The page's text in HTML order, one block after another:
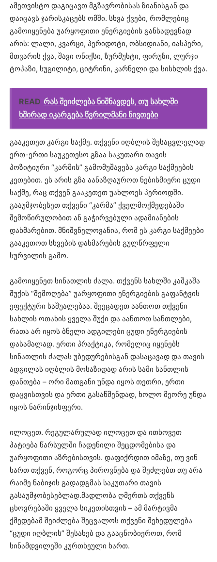
ამეთვისტო დაგიცავთ მგზავრობისას ზიანისგან და
დაიცავს ჯარისკაცებს ომში. სხვა ქვები, რომლებიც
გამოიყენება უარყოფითი ენერგიების განსადევნად
არის: ლალი, კვარცი, პერიდოტი, ობსიდიანი, იასპერი,
მთვარის ქვა, შავი ონიქსი, ზურმუხტი, ფირუზი, ლურჯი
ტოპაზი, სუგილიტი, ციტრინი, კარნელი და სისხლის ქვა.
READ რას შეიძლება ნიშნავდეს, თუ სახლში
ხშირად იკარგება წვრილმანი ნივთები
გააკეთეთ კარგი საქმე. თქვენი იღბლის შესაცვლელად
ერთ-ერთი საუკეთესო გზაა საკუთარი თავის
პოზიტიური “კარმის” გამომუშავება კარგი საქმეების
კეთებით. ეს არის გზა აანაზღაუროთ ნებისმიერი ცუდი
საქმე, რაც თქვენ გააკეთეთ უახლოეს პერიოდში.
გააუმჯობესეთ თქვენი “კარმა” ქველმოქმედებაში
შემოწირულობით ან გაჭირვებული ადამიანების
დახმარებით. მნიშვნელოვანია, რომ ეს კარგი საქმეები
გააკეთოთ სხვების დახმარების გულწრფელი
სურვილის გამო.
გამოიყენეთ სინათლის ძალა. თქვენს სახლში კაშკაშა
შუქის “შემოღება” უარყოფითი ენერგიების გაფანტვის
ეფექტური საშუალებაა. შეეცადეთ აანთოთ თქვენი
სახლის ოთახის ყველა შუქი და აანთოთ სანთლები,
რათა არ იყოს ბნელი ადგილები ცუდი ენერგიების
დასამალად. ერთი პრაქტიკა, რომელიც იყენებს
სინათლის ძალას უბედურებისგან დასაცავად და თავის
ადგილას იღბლის მოსაზიდად არის სამი სანთლის
დანთება – ორი მათგანი უნდა იყოს თეთრი, ერთი
დაცვისთვის და ერთი გასაწმენდად, ხოლო მეორე უნდა
იყოს ნარინჯისფერი.
ილოცეთ. რეგულარულად ილოცეთ და ითხოვეთ
პატიება წარსულში ჩადენილი შეცდომებისა და
უარყოფითი აზრებისთვის. დაფიქრდით იმაზე, თუ ვინ
ხართ თქვენ, როგორც პიროვნება და შეძლებთ თუ არა
რაიმე ნაბიჯის გადადგმას საკუთარი თავის
გასაუმჯობესებლად.მადლობა ღმერთს თქვენს
ცხოვრებაში ყველა სიკეთისთვის – ამ მარტივმა
ქმედებამ შეიძლება შეცვალოს თქვენი შეხედულება
“ცუდი იღბლის” შესახებ და გააცნობიეროთ, რომ
სინამდვილეში კურთხეული ხართ.